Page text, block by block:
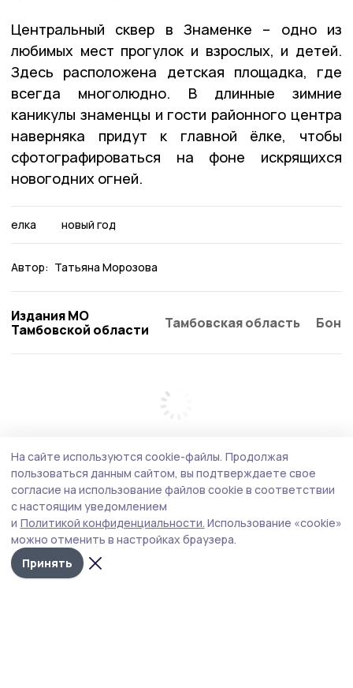
Центральный сквер в Знаменке – одно из
любимых мест прогулок и взрослых, и детей.
Здесь расположена детская площадка, где
всегда многолюдно. В длинные зимние
каникулы знаменцы и гости районного центра
наверняка придут к главной ёлке, чтобы
сфотографироваться на фоне искрящихся
новогодних огней.
елка новый год
Автор: Татьяна Морозова
Издания МО
Тамбовской области
Тамбовская область
На сайте используются cookie-файлы. Продолжая
пользоваться данным сайтом, вы подтверждаете свое
согласие на использование файлов cookie в соответствии
с настоящим уведомлением
и Политикой конфиденциальности. Использование «cookie»
можно отменить в настройках браузера.
Принять